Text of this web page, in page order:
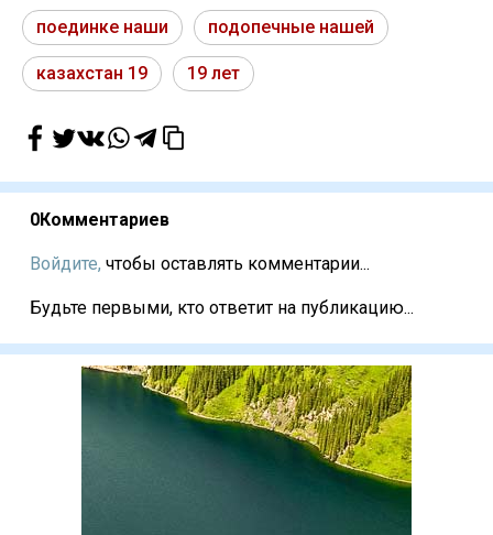
поединке наши подопечные нашей
казахстан 19 19 лет
0Комментариев
Войдите, чтобы оставлять комментарии...
Будьте первыми, кто ответит на публикацию...